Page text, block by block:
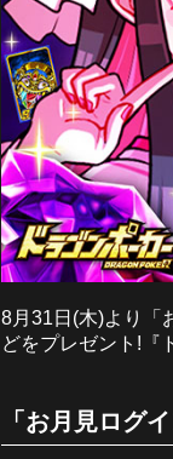
8月31日(木)より「
どをプレゼント!『
「お月見ログ